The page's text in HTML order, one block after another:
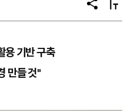
공
유
텍
스
용 기반 구축
만들 것"